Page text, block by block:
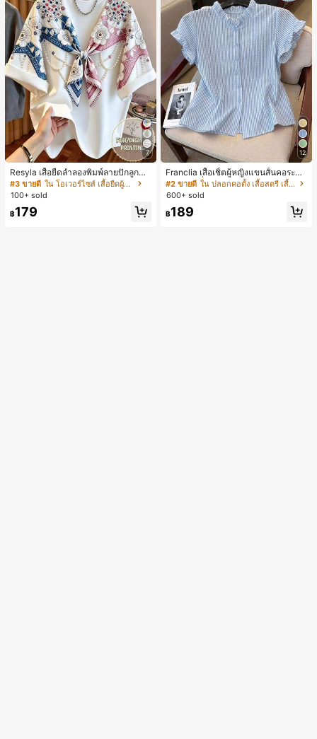
7
Resyla เสื้อยืดลำลองพิมพ์ลายปักลูกปัด
รูปโบว์ขนาดใหญ่สำหรับผู้หญิง
#3 ขายดี
ใน โอเวอร์ไซส์ เสื้อยืดผู้หญิง
100+ sold
฿179
12
Franclia เสื้อเชิ้ตผู้หญิงแขนสั้นคอระบา
ยกระดุมเดี่ยวลายทาง
#2 ขายดี
ใน ปลอกคอตั้ง เสื้อสตรี เสื้อเบลาส์ & Tee
600+ sold
฿189